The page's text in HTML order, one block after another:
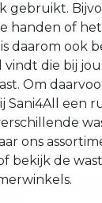
gebruikt.
handen of
daarom ook
vindt die bij
Om
Sani4All een
ons
bekijk de